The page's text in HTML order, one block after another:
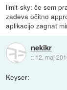
limit-sky: če sem
zadeva očitno
aplikacijo zagnat
nekikr
:: 12. maj
Keyser: